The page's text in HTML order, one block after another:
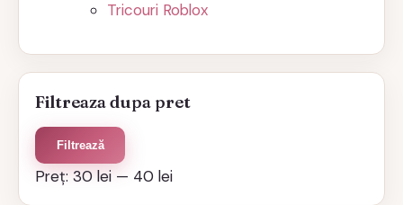
Tricouri Roblox
Filtreaza dupa pret
Preț
minim
Preț
maxim
Filtrează
Preț:30 lei — 40 lei